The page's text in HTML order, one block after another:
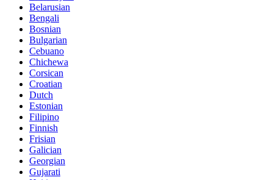
Belarusian
Bengali
Bosnian
Bulgarian
Cebuano
Chichewa
Corsican
Croatian
Dutch
Estonian
Filipino
Finnish
Frisian
Galician
Georgian
Gujarati